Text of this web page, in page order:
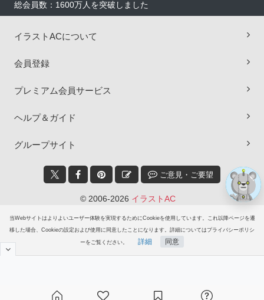
当Webサイトはよりよいユーザー体験を実現するためにCookieを使用しています。これ以降ページを遷
移した場合、Cookieの設定および使用に同意したことになります。詳細についてはプライバシーポリシ
ーをご覧ください。 詳細 同意
総会員数：1600万人を突破しました
イラストACについて
会員登録
プレミアム会員サービス
ヘルプ＆ガイド
グループサイト
ご意見・ご要望
© 2006-2026 イラストAC